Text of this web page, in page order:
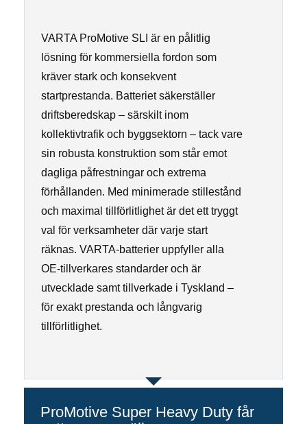
VARTA ProMotive SLI är en pålitlig
lösning för kommersiella fordon som
kräver stark och konsekvent
startprestanda. Batteriet säkerställer
driftsberedskap – särskilt inom
kollektivtrafik och byggsektorn – tack vare
sin robusta konstruktion som står emot
dagliga påfrestningar och extrema
förhållanden. Med minimerade stillestånd
och maximal tillförlitlighet är det ett tryggt
val för verksamheter där varje start
räknas. VARTA-batterier uppfyller alla
OE-tillverkares standarder och är
utvecklade samt tillverkade i Tyskland –
för exakt prestanda och långvarig
tillförlitlighet.
ProMotive Super Heavy Duty får